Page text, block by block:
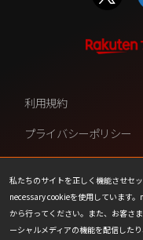
私たちのサイトを正しく機能させセ
necessary cookieを使用しています
から行ってください。また、お客さ
ーシャルメディアの機能を配信した
利用規約
プライバシーポリシー
ファンコンテンツ・ポ
COOKIE
会社情報